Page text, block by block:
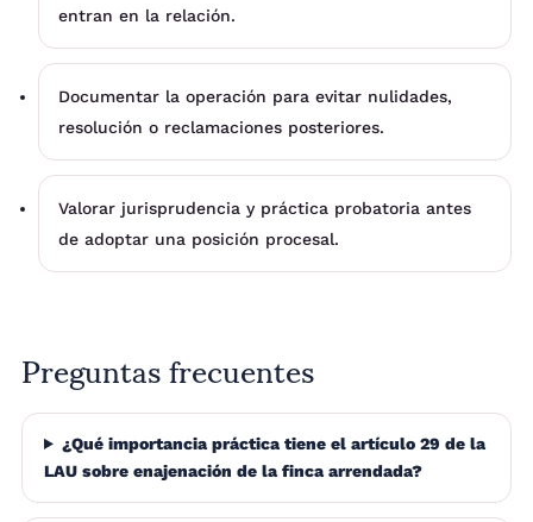
entran en la relación.
Documentar la operación para evitar nulidades,
resolución o reclamaciones posteriores.
Valorar jurisprudencia y práctica probatoria antes
de adoptar una posición procesal.
Preguntas frecuentes
¿Qué importancia práctica tiene el artículo 29 de la
LAU sobre enajenación de la finca arrendada?